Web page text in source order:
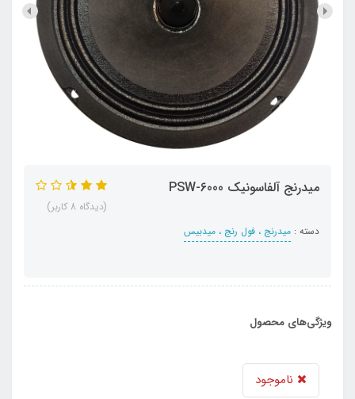
میدرنج آلفاسونیک PSW-6000
دسته : میدرنج ، فول رنج ، میدبیس
(دیدگاه 8 کاربر)
ویژگی‌های محصول
ناموجود